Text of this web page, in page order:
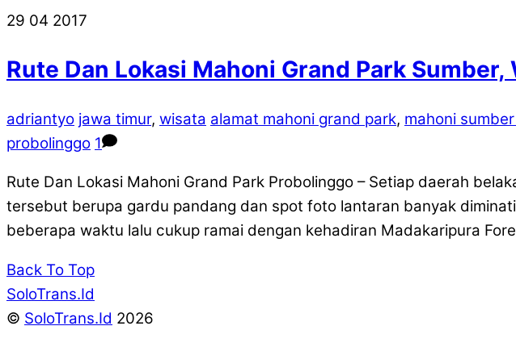
29 04 2017
Rute Dan Lokasi Mahoni Grand Park
adriantyo jawa timur, wisata alamat mahoni grand park, mahoni
probolinggo 1
Rute Dan Lokasi Mahoni Grand Park Probolinggo – Setiap daerah
tersebut berupa gardu pandang dan spot foto lantaran banyak
beberapa waktu lalu cukup ramai dengan kehadiran Madakaripura
Back To Top
SoloTrans.Id
© SoloTrans.Id 2026